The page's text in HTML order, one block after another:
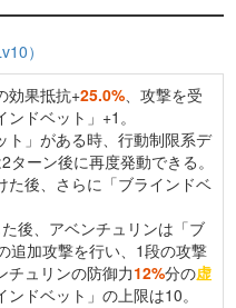
）
効果抵抗+25.0%、攻撃を受
ドベット」+1。
ト」がある時、行動制限系デ
ーン後に再度発動できる。
た後、さらに「ブラインドベ
後、アベンチュリンは「ブ
追加攻撃を行い、1段の攻撃
チュリンの防御力12%分の虚
ドベット」の上限は10。